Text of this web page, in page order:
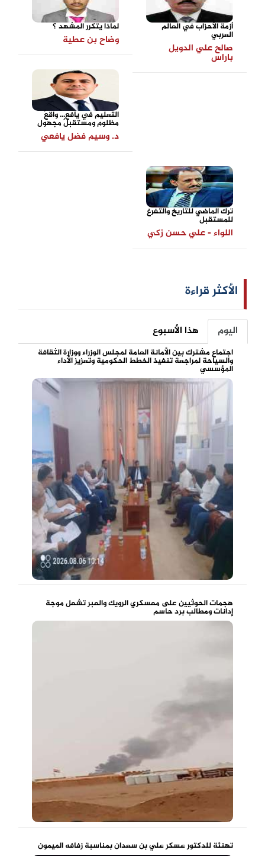
أزمة الأحزاب في العالم
العربي
صالح علي الدويل
باراس
لماذا يتكرر المشهد ؟
وضاح بن عطية
التعليم في يافع... واقعٌ
مظلوم ومستقبلٌ مجهول
د. وسيم فضل يافعي
ترك الماضي للتاريخ والتفرغ
للمستقبل
اللواء - علي حسن زكي
الأكثر قراءة
اليوم هذا الأسبوع
اجتماع مشترك بين الأمانة العامة لمجلس الوزراء ووزارة الثقافة
والسياحة لمراجعة تنفيذ الخطط الحكومية وتعزيز الأداء
المؤسسي
هجمات الحوثيين على معسكري الرويك والعبر تشعل موجة
إدانات ومطالب برد حاسم
تهنئة للدكتور عسكر علي بن سعدان بمناسبة زفافه الميمون